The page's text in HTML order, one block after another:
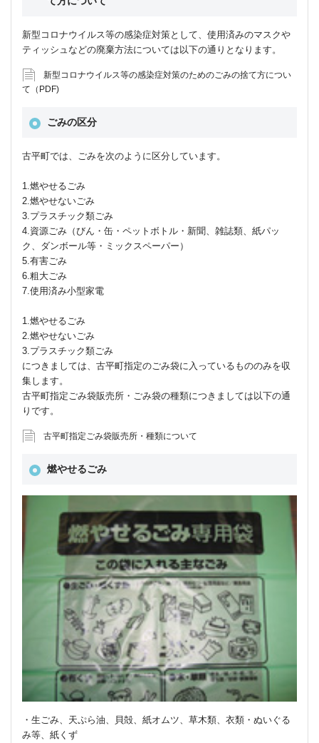
新型コロナウイルス等の感染症対策として、使用済みのマスクや
ティッシュなどの廃棄方法については以下の通りとなります。
新型コロナウイルス等の感染症対策のためのごみの捨て方につい
て（PDF)
ごみの区分
古平町では、ごみを次のように区分しています。
1.燃やせるごみ
2.燃やせないごみ
3.プラスチック類ごみ
4.資源ごみ（びん・缶・ペットボトル・新聞、雑誌類、紙パッ
ク、ダンボール等・ミックスペーパー）
5.有害ごみ
6.粗大ごみ
7.使用済み小型家電
1.燃やせるごみ
2.燃やせないごみ
3.プラスチック類ごみ
につきましては、古平町指定のごみ袋に入っているもののみを収
集します。
古平町指定ごみ袋販売所・ごみ袋の種類につきましては以下の通
りです。
古平町指定ごみ袋販売所・種類について
燃やせるごみ
・生ごみ、天ぷら油、貝殻、紙オムツ、草木類、衣類・ぬいぐる
み等、紙くず